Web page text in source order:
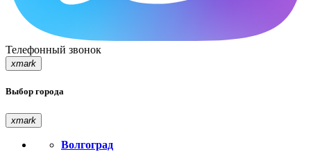
Телефонный звонок
xmark
Выбор города
xmark
Волгоград